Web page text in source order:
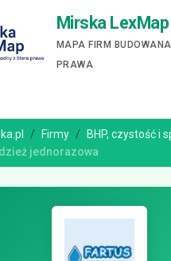
Mirska LexMap
MAPA FIRM
PRAWA
Firmy
BHP, czystość i
jednorazowa